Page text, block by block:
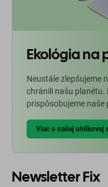
Ekológia na
Neustále zlepšujeme
chránili našu planétu.
prispôsobujeme naše
Viac o našej uhlíkovej
Newsletter Fix